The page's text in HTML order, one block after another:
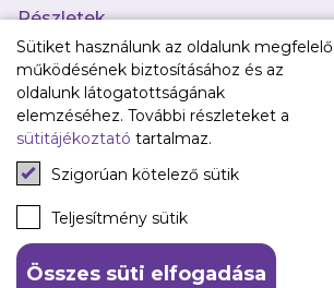
Részletek
Híreink
Tagság kezelése
Press Kit
Újpest FC Shop
Digitális felületeink
Facebook
Instagram
Tiktok
Youtube
Spotify
Sütiket használunk az oldalunk megfelelő
működésének biztosításához és az
oldalunk látogatottságának
elemzéséhez. További részleteket a
sütitájékoztató tartalmaz.
Szigorúan kötelező sütik
Teljesítmény sütik
Összes süti elfogadása